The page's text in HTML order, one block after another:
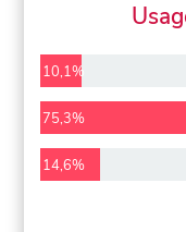
10,1%
75,3%
14,6%